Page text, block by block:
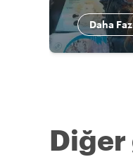
Daha
Diğer